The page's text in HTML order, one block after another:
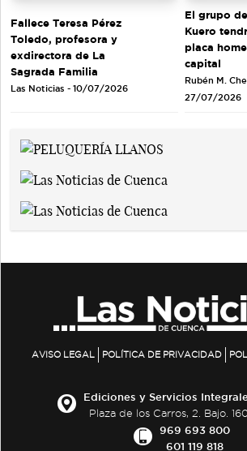
Fallece Teresa Pérez
Toledo, profesora y
exdirectora de La
Sagrada Familia
Las Noticias - 10/07/2026
El grupo
Kuero
placa
capital
Rubén M.
27/07/2026
AVISO LEGAL POLÍTICA DE PRIVACIDAD
Ediciones y Servicios
Plaza de los Carros, 2. Bajo.
969 693 800
601 119 818